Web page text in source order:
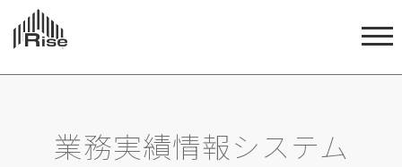
業務実績情報システム